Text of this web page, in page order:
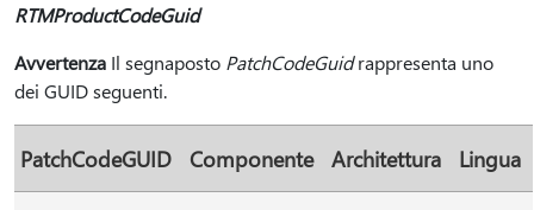
RTMProductCodeGuid
Avvertenza Il segnaposto PatchCodeGuidrappresenta uno
dei GUID seguenti.
PatchCodeGUID Componente Architettura Lingua